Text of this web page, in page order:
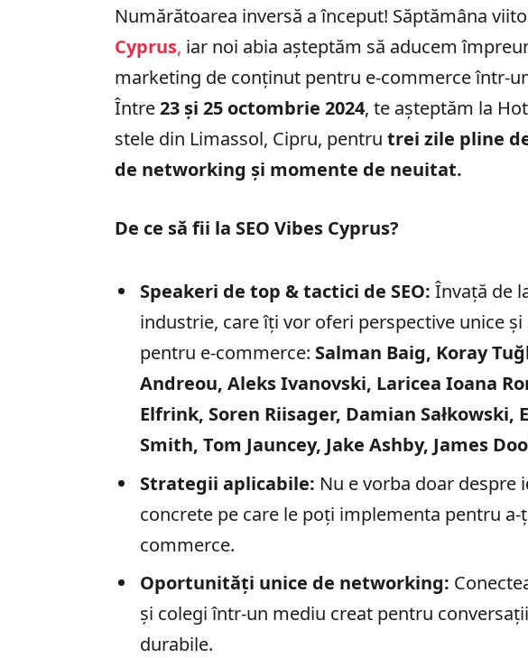
Numărătoarea inversă a început! Săptămâna
Cyprus, iar noi abia așteptăm să aducem
marketing de conținut pentru e-commerce într-
Între23 și 25 octombrie 2024, te așteptăm la
stele din Limassol, Cipru, pentrutrei zile pline
de networking și momente de neuitat.
De ce să fii la SEO Vibes Cyprus?
Speakeri de top & tactici de SEO: Învață de
industrie, care îți vor oferi perspective unice și
pentru e-commerce: Salman Baig, Koray
Andreou, Aleks Ivanovski, Laricea Ioana
Elfrink, Soren Riisager, Damian Sałkowski,
Smith, Tom Jauncey, Jake Ashby, James
Strategii aplicabile: Nu e vorba doar despre
concrete pe care le poți implementa pentru
commerce.
Oportunități unice de networking:
și colegi într-un mediu creat pentru
durabile.